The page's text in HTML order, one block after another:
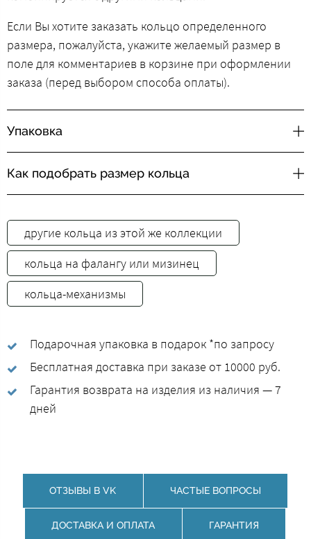
Если Вы хотите заказать кольцо определенного
размера, пожалуйста, укажите желаемый размер в
поле для комментариев в корзине при оформлении
заказа (перед выбором способа оплаты).
Упаковка
Как подобрать размер кольца
другие кольца из этой же коллекции
кольца на фалангу или мизинец
кольца-механизмы
Подарочная упаковка в подарок *по запросу
Бесплатная доставка при заказе от 10000 руб.
Гарантия возврата на изделия из наличия — 7
дней
ОТЗЫВЫ В VK ЧАСТЫЕ ВОПРОСЫ
ДОСТАВКА И ОПЛАТА ГАРАНТИЯ